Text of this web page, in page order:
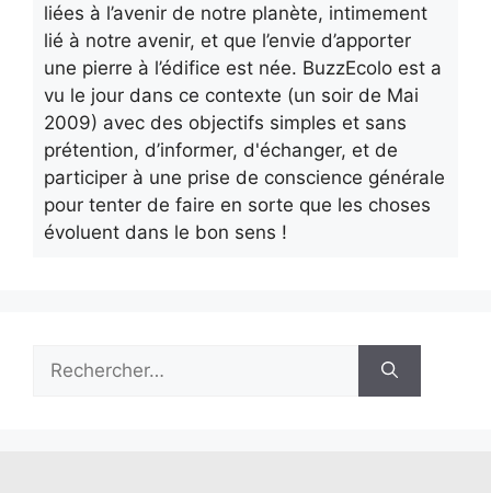
liées à l’avenir de notre planète, intimement
lié à notre avenir, et que l’envie d’apporter
une pierre à l’édifice est née. BuzzEcolo est a
vu le jour dans ce contexte (un soir de Mai
2009) avec des objectifs simples et sans
prétention, d’informer, d'échanger, et de
participer à une prise de conscience générale
pour tenter de faire en sorte que les choses
évoluent dans le bon sens !